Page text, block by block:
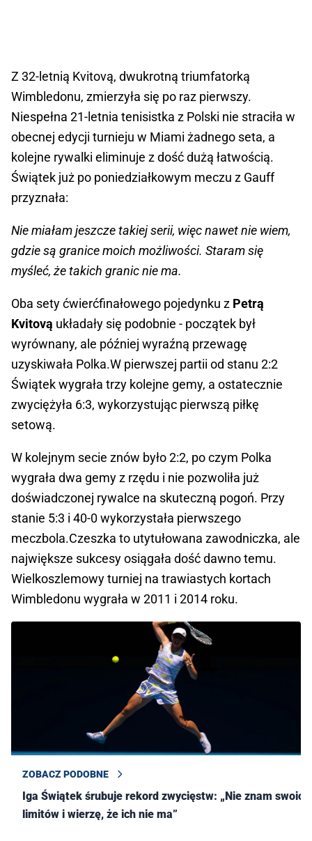
Z 32-letnią Kvitovą, dwukrotną triumfatorką
Wimbledonu, zmierzyła się po raz pierwszy.
Niespełna 21-letnia tenisistka z Polski nie straciła w
obecnej edycji turnieju w Miami żadnego seta, a
kolejne rywalki eliminuje z dość dużą łatwością.
Świątek już po poniedziałkowym meczu z Gauff
przyznała:
Nie miałam jeszcze takiej serii, więc nawet nie wiem,
gdzie są granice moich możliwości. Staram się
myśleć, że takich granic nie ma.
Oba sety ćwierćfinałowego pojedynku z Petrą
Kvitovą układały się podobnie - początek był
wyrównany, ale później wyraźną przewagę
uzyskiwała Polka.W pierwszej partii od stanu 2:2
Świątek wygrała trzy kolejne gemy, a ostatecznie
zwyciężyła 6:3, wykorzystując pierwszą piłkę
setową.
W kolejnym secie znów było 2:2, po czym Polka
wygrała dwa gemy z rzędu i nie pozwoliła już
doświadczonej rywalce na skuteczną pogoń. Przy
stanie 5:3 i 40-0 wykorzystała pierwszego
meczbola.Czeszka to utytułowana zawodniczka, ale
największe sukcesy osiągała dość dawno temu.
Wielkoszlemowy turniej na trawiastych kortach
Wimbledonu wygrała w 2011 i 2014 roku.
ZOBACZ PODOBNE
Iga Świątek śrubuje rekord zwycięstw: „Nie znam swoich
limitów i wierzę, że ich nie ma”